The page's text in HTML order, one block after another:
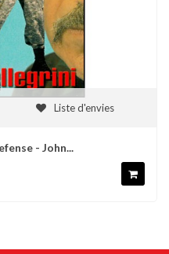
Liste d'envies
- John...